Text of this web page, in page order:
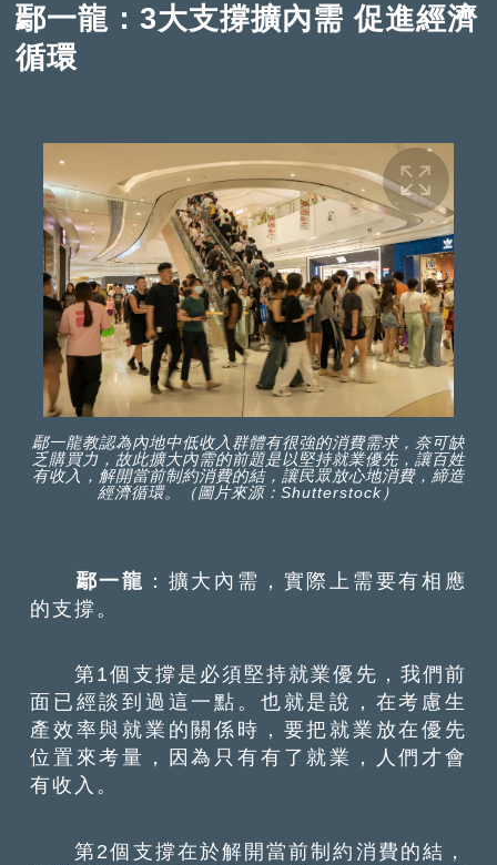
鄢一龍：3大支撐擴內需 促進經濟
循環
鄢一龍教認為內地中低收入群體有很強的消費需求，奈可缺
乏購買力，故此擴大內需的前題是以堅持就業優先，讓百姓
有收入，解開當前制約消費的結，讓民眾放心地消費，締造
經濟循環。（圖片來源：Shutterstock）
鄢一龍 ：擴大內需，實際上需要有相應
的支撐。
第1個支撐是必須堅持就業優先，我們前
面已經談到過這一點。也就是說，在考慮生
產效率與就業的關係時，要把就業放在優先
位置來考量，因為只有有了就業，人們才會
有收入。
第2個支撐在於解開當前制約消費的結，